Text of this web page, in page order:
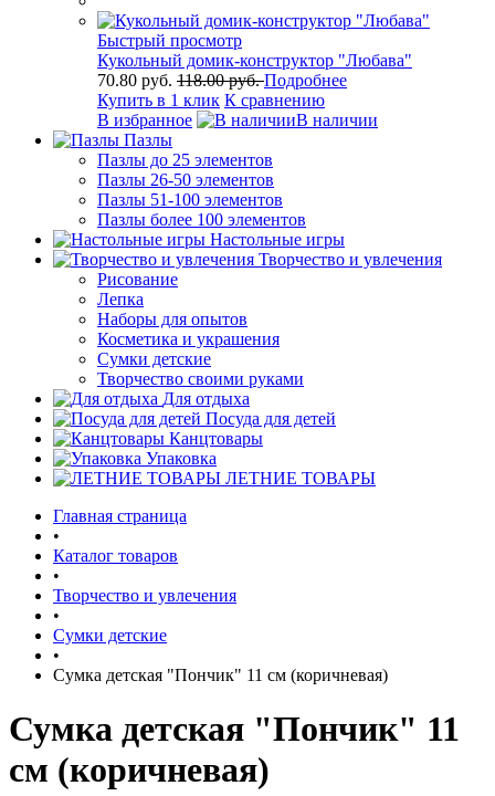
Быстрый просмотр
Кукольный домик-конструктор "Любава"
70.80 руб. 118.00 руб.Подробнее
Купить в 1 клик К сравнению
В избранное
В наличии
Пазлы
Пазлы до 25 элементов
Пазлы 26-50 элементов
Пазлы 51-100 элементов
Пазлы более 100 элементов
Настольные игры
Творчество и увлечения
Рисование
Лепка
Наборы для опытов
Косметика и украшения
Сумки детские
Творчество своими руками
Для отдыха
Посуда для детей
Канцтовары
Упаковка
ЛЕТНИЕ ТОВАРЫ
Главная страница
•
Каталог товаров
•
Творчество и увлечения
•
Сумки детские
•
Сумка детская "Пончик" 11 см (коричневая)
Сумка детская "Пончик" 11
см (коричневая)